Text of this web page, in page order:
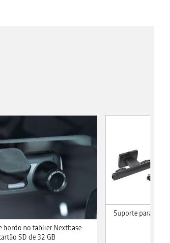
bordo no tablier Nextbase
SD de 32 GB
Suporte para